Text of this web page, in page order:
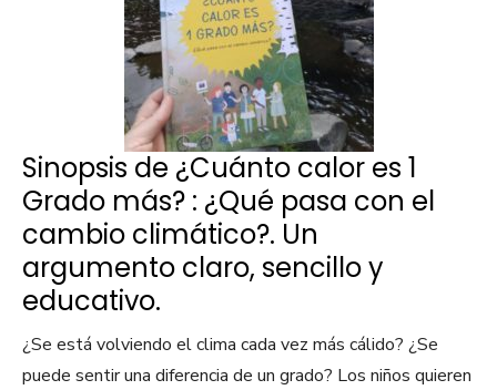
Sinopsis de ¿Cuánto calor es 1
Grado más? : ¿Qué pasa con el
cambio climático?. Un
argumento claro, sencillo y
educativo.
¿Se está volviendo el clima cada vez más cálido? ¿Se
puede sentir una diferencia de un grado? Los niños quieren